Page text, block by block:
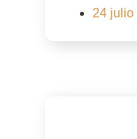
24 julio